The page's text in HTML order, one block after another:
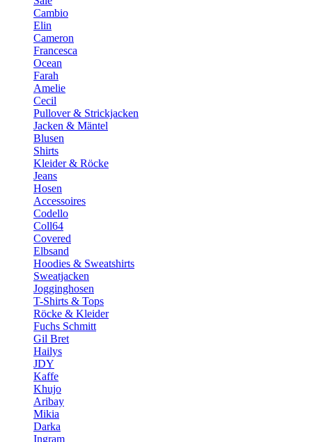
Cambio
Elin
Cameron
Francesca
Ocean
Farah
Amelie
Cecil
Pullover & Strickjacken
Jacken & Mäntel
Blusen
Shirts
Kleider & Röcke
Jeans
Hosen
Accessoires
Codello
Coll64
Covered
Elbsand
Hoodies & Sweatshirts
Sweatjacken
Jogginghosen
T-Shirts & Tops
Röcke & Kleider
Fuchs Schmitt
Gil Bret
Hailys
JDY
Kaffe
Khujo
Aribay
Mikia
Darka
Ingram